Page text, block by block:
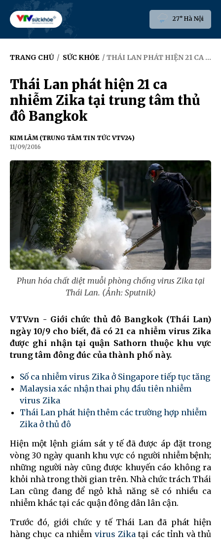
27° Hà Nội
TRANG CHỦ / SỨC KHỎE / THÁI LAN PHÁT HIỆN 21 CA NHIỄM ZIKA TẠI TRUNG TÂM THỦ ĐÔ BANGKOK
Thái Lan phát hiện 21 ca
nhiễm Zika tại trung tâm thủ
đô Bangkok
KIM LÂM (TRUNG TÂM TIN TỨC VTV24)
11/09/2016
Phun hóa chất diệt muỗi phòng chống virus Zika tại
Thái Lan. (Ảnh: Sputnik)
VTV.vn - Giới chức thủ đô Bangkok (Thái Lan)
ngày 10/9 cho biết, đã có 21 ca nhiễm virus Zika
được ghi nhận tại quận Sathorn thuộc khu vực
trung tâm đông đúc của thành phố này.
Số ca nhiễm virus Zika ở Singapore tiếp tục tăng
Malaysia xác nhận thai phụ đầu tiên nhiễm
virus Zika
Thái Lan phát hiện thêm các trường hợp nhiễm
Zika ở thủ đô
Hiện một lệnh giám sát y tế đã được áp đặt trong
vòng 30 ngày quanh khu vực có người nhiễm bệnh;
những người này cũng được khuyến cáo không ra
khỏi nhà trong thời gian trên. Nhà chức trách Thái
Lan cũng đang để ngỏ khả năng sẽ có nhiều ca
nhiễm khác tại các quận đông dân lân cận.
Trước đó, giới chức y tế Thái Lan đã phát hiện
hàng chục ca nhiễm virus Zika tại các tỉnh và thủ